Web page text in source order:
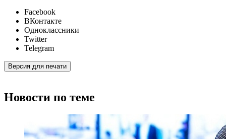
Facebook
ВКонтакте
Одноклассники
Twitter
Telegram
Версия для печати
Новости по теме